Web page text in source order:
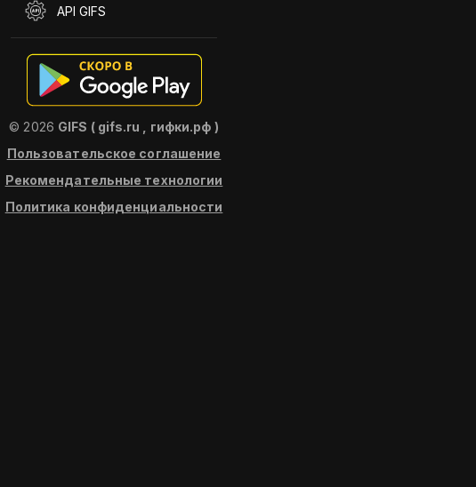
API GIFS
© 2026 GIFS ( gifs.ru , гифки.рф )
Пользовательское соглашение
Рекомендательные технологии
Политика конфиденциальности